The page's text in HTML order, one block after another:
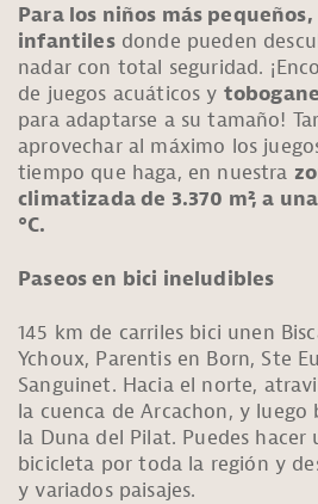
Para los niños más pequeños,
infantilesdonde pueden
nadar con total seguridad.
de juegos acuáticos y
para adaptarse a su tamaño!
aprovechar al máximo los
tiempo que haga, en nuestra
climatizada de 3.370 m², a
°C.
Paseos en bici ineludibles
145 km de carriles bici unen
Ychoux, Parentis en Born, Ste
Sanguinet. Hacia el norte,
la cuenca de Arcachon, y
la Duna del Pilat. Puedes hacer
bicicleta por toda la región y
y variados paisajes.